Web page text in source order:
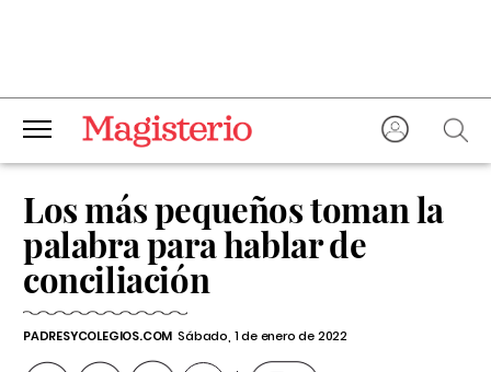
Los más pequeños toman la
palabra para hablar de
conciliación
PADRESYCOLEGIOS.COM Sábado, 1 de enero de 2022